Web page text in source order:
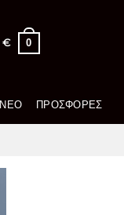
€ 0
ΝΈΟ ΠΡΟΣΦΟΡΈΣ